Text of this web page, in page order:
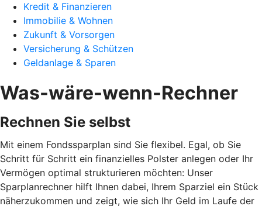
Kredit & Finanzieren
Immobilie & Wohnen
Zukunft & Vorsorgen
Versicherung & Schützen
Geldanlage & Sparen
Was-wäre-wenn-Rechner
Rechnen Sie selbst
Mit einem Fondssparplan sind Sie flexibel. Egal, ob Sie
Schritt für Schritt ein finanzielles Polster anlegen oder Ihr
Vermögen optimal strukturieren möchten: Unser
Sparplanrechner hilft Ihnen dabei, Ihrem Sparziel ein Stück
näherzukommen und zeigt, wie sich Ihr Geld im Laufe der